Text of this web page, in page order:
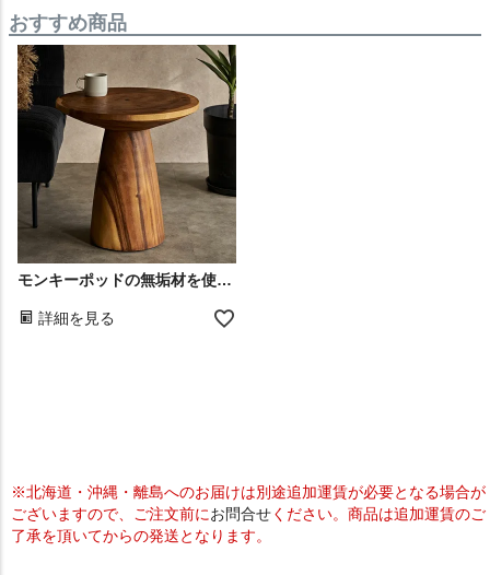
おすすめ商品
モンキーポッドの無垢材を使用したハンドメイドのサイドテーブル
詳細を見る
※北海道・沖縄・離島へのお届けは別途追加運賃が必要となる場合が
ございますので、ご注文前にお問合せください。商品は追加運賃のご
了承を頂いてからの発送となります。